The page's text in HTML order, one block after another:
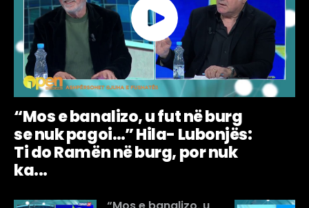
“Mos e banalizo, u fut në burg
se nuk pagoi…” Hila- Lubonjës:
Ti do Ramën në burg, por nuk
ka...